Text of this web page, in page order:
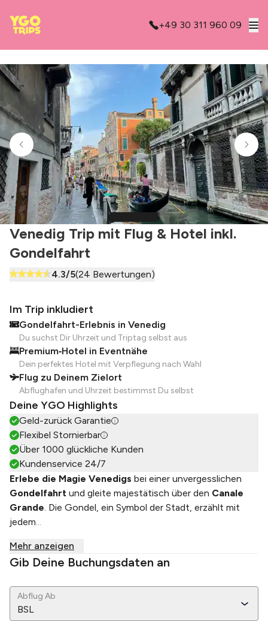
+49 30 311 960 09
Venedig Trip mit Flug & Hotel inkl.
Gondelfahrt
4.3/5(24 Bewertungen)
Im Trip inkludiert
Gondelfahrt-Erlebnis in Venedig
Du suchst Dir Uhrzeit und Triptag selbst aus
Premium‑Hotel in Eventnähe
Dein perfektes Hotel mit Verpflegung nach Wahl
Flug zu Deinem Zielort
Abflughafen und Uhrzeit bestimmst Du selbst
Deine YGO Highlights
Geld-zurück Garantie
Flexibel Stornierbar
Über 1000 glückliche Kunden
Kundenservice 24/7
Erlebe die Magie Venedigs bei einer unvergesslichen
Gondelfahrt und gleite majestätisch über den Canale
Grande. Die Gondel, ein Symbol der Stadt, erzählt mit
jedem...
Mehr anzeigen
Gib Deine Buchungsdaten an
Abflug Ab
BSL